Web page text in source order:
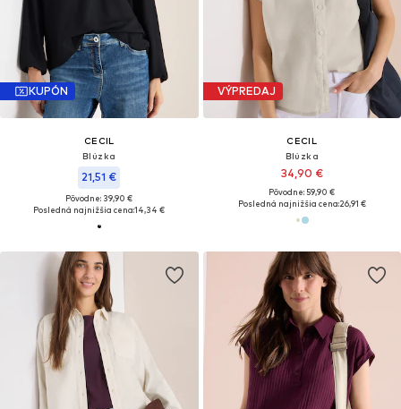
KUPÓN
CECIL
Blúzka
21,51 €
Pôvodne: 39,90 €
Posledná najnižšia cena:14,34 €
VÝPREDAJ
CECIL
Blúzka
34,90 €
Pôvodne: 59,90 €
Posledná najnižšia cena:26,91 €